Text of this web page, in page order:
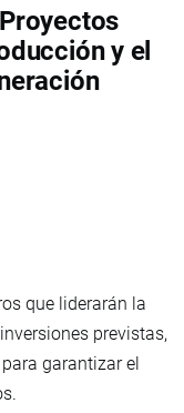
y el
que liderarán la
previstas,
garantizar el